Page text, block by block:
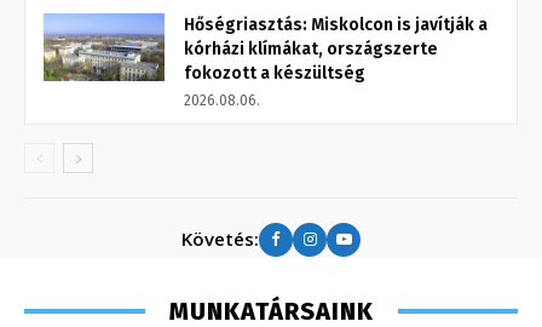
Hőségriasztás: Miskolcon is javítják a
kórházi klímákat, országszerte
fokozott a készültség
2026.08.06.
Követés:
MUNKATÁRSAINK